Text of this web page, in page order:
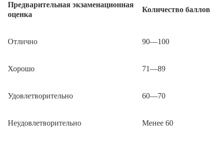
Предварительная экзаменационная
оценка
Количество баллов
Отлично 90––100
Хорошо 71––89
Удовлетворительно 60––70
Неудовлетворительно Менее 60